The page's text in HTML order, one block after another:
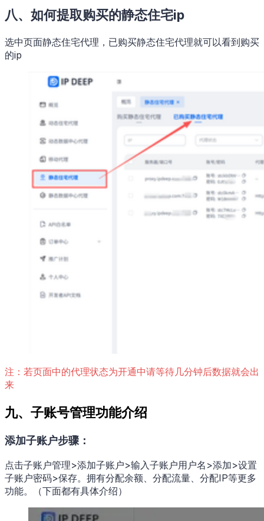
八、如何提取购买的静态住宅ip
选中页面静态住宅代理，已购买静态住宅代理就可以看到购买
的ip
注：若页面中的代理状态为开通中请等待几分钟后数据就会出
来
九、子账号管理功能介绍
添加子账户步骤：
点击子账户管理>添加子账户>输入子账户用户名>添加>设置
子账户密码>保存。拥有分配余额、分配流量、分配IP等更多
功能。（下面都有具体介绍）